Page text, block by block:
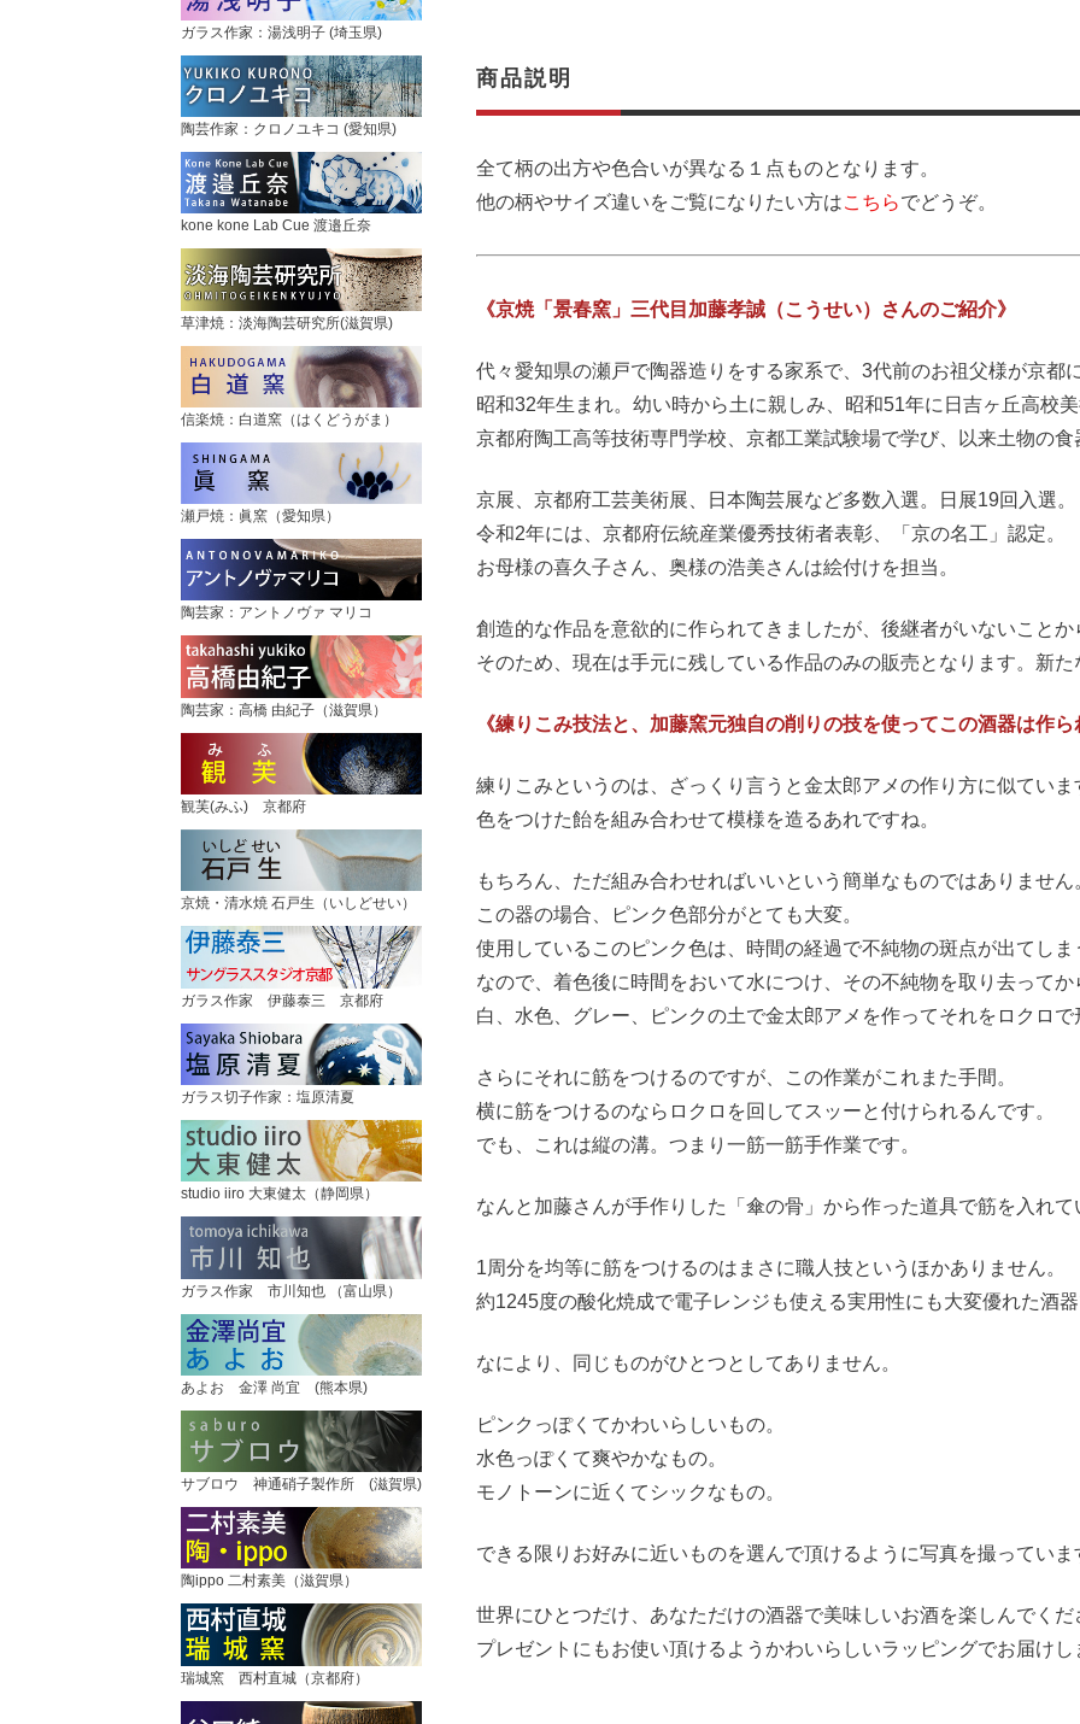
ガラス作家：湯浅明子 (埼玉県)
陶芸作家：クロノユキコ (愛知県)
kone kone Lab Cue 渡邉丘奈
草津焼：淡海陶芸研究所(滋賀県)
信楽焼：白道窯（はくどうがま）
瀬戸焼：眞窯（愛知県）
陶芸家：アントノヴァ マリコ
陶芸家：高橋 由紀子（滋賀県）
観芙(みふ) 京都府
京焼・清水焼 石戸生（いしどせい）
ガラス作家 伊藤泰三 京都府
ガラス切子作家：塩原清夏
studio iiro 大東健太（静岡県）
ガラス作家 市川知也 （富山県）
あよお 金澤 尚宜 (熊本県)
サブロウ 神通硝子製作所 (滋賀県)
陶ippo 二村素美（滋賀県）
瑞城窯 西村直城（京都府）
商品説明
全て柄の出方や色合いが異なる１点ものとなります。
他の柄やサイズ違いをご覧になりたい方はこちらでどうぞ。
《京焼「景春窯」三代目加藤孝誠（こうせい）さんのご紹介》
代々愛知県の瀬戸で陶器造りをする家系で、3代前のお祖父様が京都
昭和32年生まれ。幼い時から土に親しみ、昭和51年に日吉ヶ丘高校
京都府陶工高等技術専門学校、京都工業試験場で学び、以来土物の
京展、京都府工芸美術展、日本陶芸展など多数入選。日展19回入選。
令和2年には、京都府伝統産業優秀技術者表彰、「京の名工」認定。
お母様の喜久子さん、奥様の浩美さんは絵付けを担当。
創造的な作品を意欲的に作られてきましたが、後継者がいないこと
そのため、現在は手元に残している作品のみの販売となります。新
《練りこみ技法と、加藤窯元独自の削りの技を使ってこの酒器は作
練りこみというのは、ざっくり言うと金太郎アメの作り方に似ていま
色をつけた飴を組み合わせて模様を造るあれですね。
もちろん、ただ組み合わせればいいという簡単なものではありません
この器の場合、ピンク色部分がとても大変。
使用しているこのピンク色は、時間の経過で不純物の斑点が出てしま
なので、着色後に時間をおいて水につけ、その不純物を取り去ってか
白、水色、グレー、ピンクの土で金太郎アメを作ってそれをロクロで
さらにそれに筋をつけるのですが、この作業がこれまた手間。
横に筋をつけるのならロクロを回してスッーと付けられるんです。
でも、これは縦の溝。つまり一筋一筋手作業です。
なんと加藤さんが手作りした「傘の骨」から作った道具で筋を入れて
1周分を均等に筋をつけるのはまさに職人技というほかありません。
約1245度の酸化焼成で電子レンジも使える実用性にも大変優れた酒
なにより、同じものがひとつとしてありません。
ピンクっぽくてかわいらしいもの。
水色っぽくて爽やかなもの。
モノトーンに近くてシックなもの。
できる限りお好みに近いものを選んで頂けるように写真を撮っていま
世界にひとつだけ、あなただけの酒器で美味しいお酒を楽しんでくだ
プレゼントにもお使い頂けるようかわいらしいラッピングでお届けし